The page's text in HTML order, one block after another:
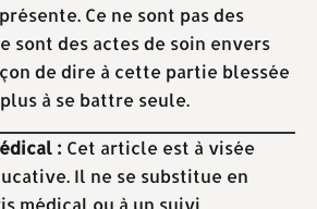
Ce ne sont pas des
sont des actes de soin envers
de dire à cette partie blessée
à se battre seule.
: Cet article est à visée
Il ne se substitue en